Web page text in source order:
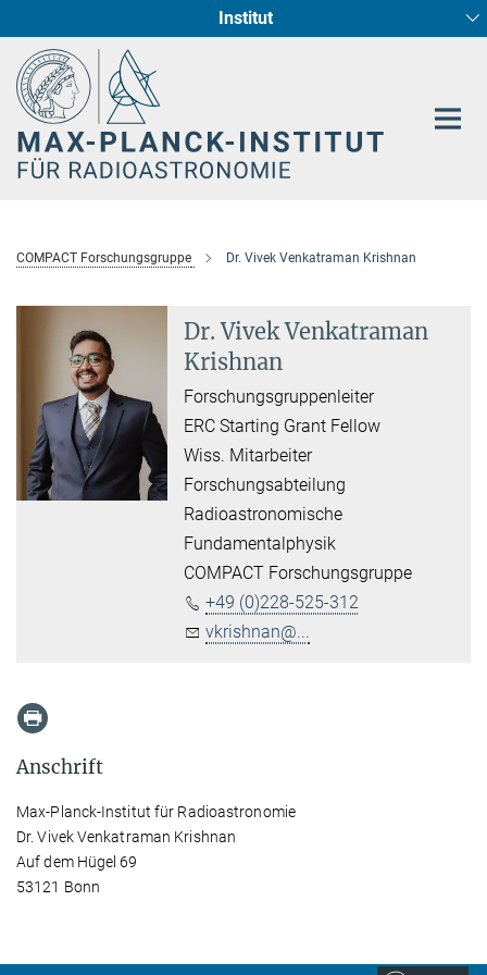
Institut
Radioastronomische Fundamentalphysik
Sternentstehung und Galaxienentwicklung
COMPACT Forschungsgruppe Dr. Vivek Venkatraman Krishnan
Dr. Vivek Venkatraman
Krishnan
Forschungsgruppenleiter
ERC Starting Grant Fellow
Wiss. Mitarbeiter
Forschungsabteilung
Radioastronomische
Fundamentalphysik
COMPACT Forschungsgruppe
+49 (0)228-525-312
vkrishnan@...
Anschrift
Max-Planck-Institut für Radioastronomie
Dr. Vivek Venkatraman Krishnan
Auf dem Hügel 69
53121 Bonn